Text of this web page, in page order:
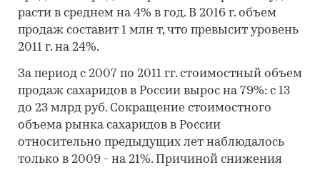
расти в среднем на 4% в год. В 2016 г. объем
продаж составит 1 млн т, что превысит уровень
2011 г. на 24%.
За период с 2007 по 2011 гг. стоимостный объем
продаж сахаридов в России вырос на 79%: с 13
до 23 млрд руб. Сокращение стоимостного
объема рынка сахаридов в России
относительно предыдущих лет наблюдалось
только в 2009 - на 21%. Причиной снижения